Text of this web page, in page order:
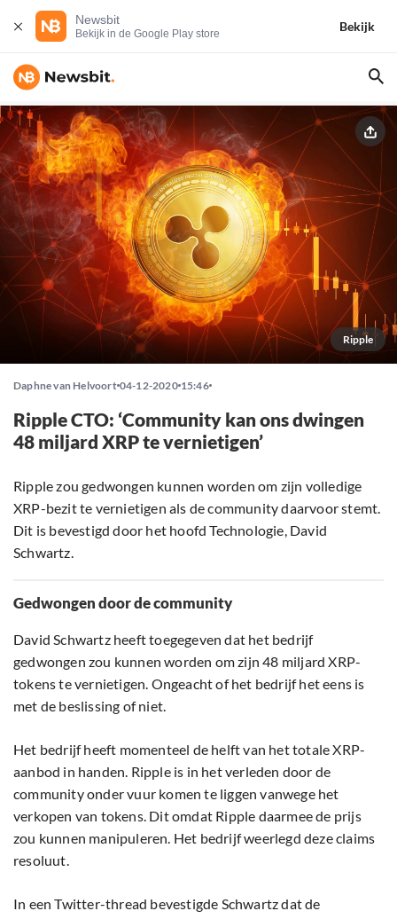
Newsbit
Bekijk in de Google Play store
Bekijk
Ripple
Daphne van Helvoort 04-12-2020 15:46
Ripple CTO: ‘Community kan ons dwingen
48 miljard XRP te vernietigen’
Ripple zou gedwongen kunnen worden om zijn volledige
XRP-bezit te vernietigen als de community daarvoor stemt.
Dit is bevestigd door het hoofd Technologie, David
Schwartz.
Gedwongen door de community
David Schwartz heeft toegegeven dat het bedrijf
gedwongen zou kunnen worden om zijn 48 miljard XRP-
tokens te vernietigen. Ongeacht of het bedrijf het eens is
met de beslissing of niet.
Het bedrijf heeft momenteel de helft van het totale XRP-
aanbod in handen. Ripple is in het verleden door de
community onder vuur komen te liggen vanwege het
verkopen van tokens. Dit omdat Ripple daarmee de prijs
zou kunnen manipuleren. Het bedrijf weerlegd deze claims
resoluut.
In een Twitter-thread bevestigde Schwartz dat de